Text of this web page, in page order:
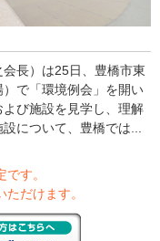
長）は25日、豊橋市東
で「環境例会」を開い
び施設を見学し、理解
について、豊橋では...
す。
だけます。